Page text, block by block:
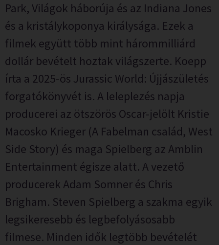
Park, Világok háborúja és az Indiana Jones
és a kristálykoponya királysága. Ezek a
filmek együtt több mint hárommilliárd
dollár bevételt hoztak világszerte. Koepp
írta a 2025-ös Jurassic World: Újjászületés
forgatókönyvét is. A leleplezés napja
producerei az ötszörös Oscar-jelölt Kristie
Macosko Krieger (A Fabelman család, West
Side Story) és maga Spielberg az Amblin
Entertainment égisze alatt. A vezető
producerek Adam Somner és Chris
Brigham. Steven Spielberg a szakma egyik
legsikeresebb és legbefolyásosabb
filmese. Minden idők legtöbb bevételét